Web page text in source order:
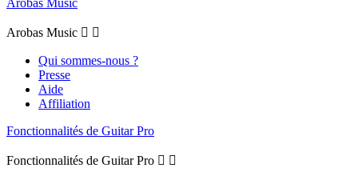
Arobas Music
Arobas Music  
Qui sommes-nous ?
Presse
Aide
Affiliation
Fonctionnalités de Guitar Pro
Fonctionnalités de Guitar Pro  